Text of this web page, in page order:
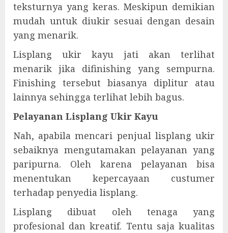
teksturnya yang keras. Meskipun demikian
mudah untuk diukir sesuai dengan desain
yang menarik.
Lisplang ukir kayu jati akan terlihat
menarik jika difinishing yang sempurna.
Finishing tersebut biasanya diplitur atau
lainnya sehingga terlihat lebih bagus.
Pelayanan Lisplang Ukir Kayu
Nah, apabila mencari penjual lisplang ukir
sebaiknya mengutamakan pelayanan yang
paripurna. Oleh karena pelayanan bisa
menentukan kepercayaan custumer
terhadap penyedia lisplang.
Lisplang dibuat oleh tenaga yang
profesional dan kreatif. Tentu saja kualitas